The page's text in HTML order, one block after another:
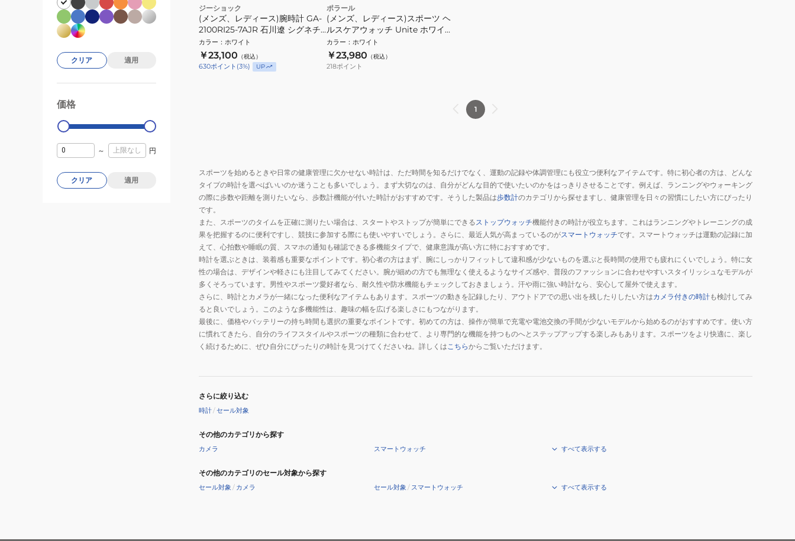
ジーショック
(メンズ、レディース)腕時計 GA-
2100RI25-7AJR 石川遼 シグネチ
ャーモデル
カラー ： ホワイト
￥23,100 （税込）
630ポイント (3%) UP
ポラール
(メンズ、レディース)スポーツ ヘ
ルスケアウォッチ Unite ホワイト
S-L 900108444
カラー ： ホワイト
￥23,980 （税込）
218ポイント
1
スポーツを始めるときや日常の健康管理に欠かせない時計は、ただ時間を知るだけでなく、運動の記録や体調管理にも役立つ便利なアイテムです。特に初心者の方は、どんな
タイプの時計を選べばいいのか迷うことも多いでしょう。まず大切なのは、自分がどんな目的で使いたいのかをはっきりさせることです。例えば、ランニングやウォーキング
の際に歩数や距離を測りたいなら、歩数計機能が付いた時計がおすすめです。そうした製品は歩数計のカテゴリから探せますし、健康管理を日々の習慣にしたい方にぴったり
です。
また、スポーツのタイムを正確に測りたい場合は、スタートやストップが簡単にできる ストップウォッチ機能付きの時計が役立ちます。これはランニングやトレーニングの成
果を把握するのに便利ですし、競技に参加する際にも使いやすいでしょう。さらに、最近人気が高まっているのがスマートウォッチです。スマートウォッチは運動の記録に加
えて、心拍数や睡眠の質、スマホの通知も確認できる多機能タイプで、健康意識が高い方に特におすすめです。
時計を選ぶときは、装着感も重要なポイントです。初心者の方はまず、腕にしっかりフィットして違和感が少ないものを選ぶと長時間の使用でも疲れにくいでしょう。特に女
性の場合は、デザインや軽さにも注目してみてください。腕が細めの方でも無理なく使えるようなサイズ感や、普段のファッションに合わせやすいスタイリッシュなモデルが
多くそろっています。男性やスポーツ愛好者なら、耐久性や防水機能もチェックしておきましょう。汗や雨に強い時計なら、安心して屋外で使えます。
さらに、時計とカメラが一緒になった便利なアイテムもあります。スポーツの動きを記録したり、アウトドアでの思い出を残したりしたい方はカメラ付きの時計も検討してみ
ると良いでしょう。このような多機能性は、趣味の幅を広げる楽しさにもつながります。
最後に、価格やバッテリーの持ち時間も選択の重要なポイントです。初めての方は、操作が簡単で充電や電池交換の手間が少ないモデルから始めるのがおすすめです。使い方
に慣れてきたら、自分のライフスタイルやスポーツの種類に合わせて、より専門的な機能を持つものへとステップアップする楽しみもあります。スポーツをより快適に、楽し
く続けるために、ぜひ自分にぴったりの時計を見つけてくださいね。詳しくは こちらからご覧いただけます。
さらに絞り込む
時計/セール対象
その他のカテゴリから探す
カメラ スマートウォッチ すべて表示する
その他のカテゴリのセール対象から探す
セール対象 / カメラ セール対象 / スマートウォッチ すべて表示する
クリア 適用
価格
0
～ 円
クリア 適用